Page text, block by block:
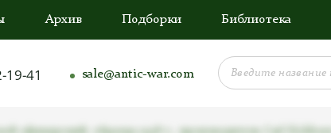
Архив Подборки Библиотека
19-41 sale@antic-war.com